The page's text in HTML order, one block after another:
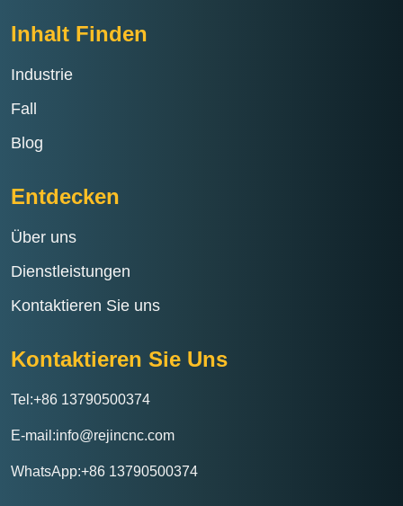
Inhalt Finden
Industrie
Fall
Blog
Entdecken
Über uns
Dienstleistungen
Kontaktieren Sie uns
Kontaktieren Sie Uns
Tel:+86 13790500374
E-mail:info@rejincnc.com
WhatsApp:+86 13790500374